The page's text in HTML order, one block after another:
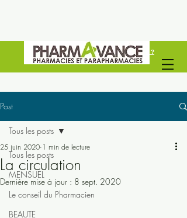
Vous êtes un professionel de santé ?
Découvrez Pharmavance Groupe
Post
Tous les posts
MENSUEL
Le conseil du Pharmacien
BEAUTE
Tous les posts
La circulation
25 juin 2020 1 min de lecture
Dernière mise à jour : 8 sept. 2020